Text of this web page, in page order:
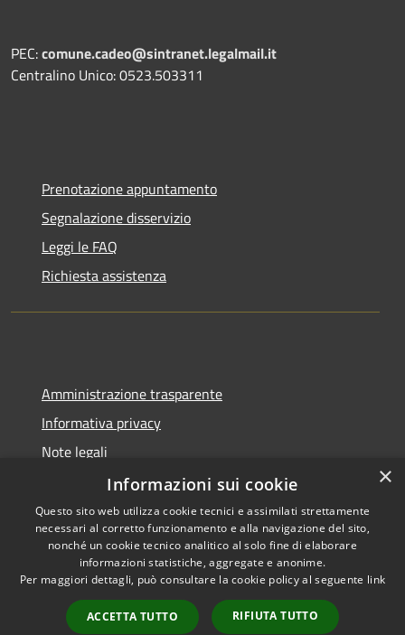
PEC:comune.cadeo@sintranet.legalmail.it
Centralino Unico: 0523.503311
Prenotazione appuntamento
Segnalazione disservizio
Leggi le FAQ
Richiesta assistenza
Amministrazione trasparente
Informativa privacy
Note legali
Dichiarazione di accessibilità
RSS
Accessibilità
Copyright © 2026 • Comune di
Municipium•
Accesso
×
Informazioni sui cookie
Questo sito web utilizza cookie tecnici e assimilati strettamente
necessari al corretto funzionamento e alla navigazione del sito,
nonché un cookie tecnico analitico al solo fine di elaborare
informazioni statistiche, aggregate e anonime.
Per maggiori dettagli, può consultare la cookie policy al seguente link
ACCETTA TUTTO RIFIUTA TUTTO